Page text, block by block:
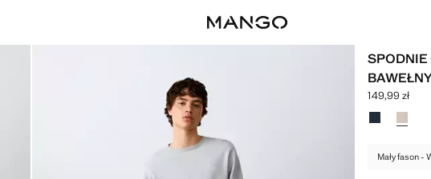
SPODNIE
Aktualna
149,99 zł
Wybierz kolor
Mały fason -